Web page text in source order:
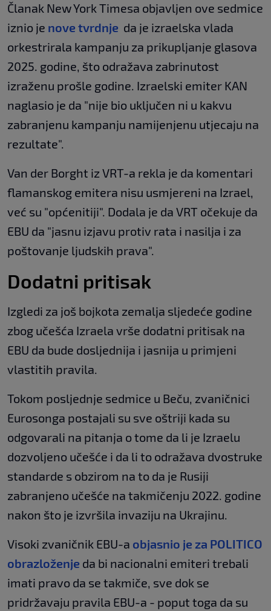
Članak New York Timesa objavljen ove sedmice
iznio je nove tvrdnje da je izraelska vlada
orkestrirala kampanju za prikupljanje glasova
2025. godine, što odražava zabrinutost
izraženu prošle godine. Izraelski emiter KAN
naglasio je da "nije bio uključen ni u kakvu
zabranjenu kampanju namijenjenu utjecaju na
rezultate".
Van der Borght iz VRT-a rekla je da komentari
flamanskog emitera nisu usmjereni na Izrael,
već su "općenitiji". Dodala je da VRT očekuje da
EBU da "jasnu izjavu protiv rata i nasilja i za
poštovanje ljudskih prava".
Dodatni pritisak
Izgledi za još bojkota zemalja sljedeće godine
zbog učešća Izraela vrše dodatni pritisak na
EBU da bude dosljednija i jasnija u primjeni
vlastitih pravila.
Tokom posljednje sedmice u Beču, zvaničnici
Eurosonga postajali su sve oštriji kada su
odgovarali na pitanja o tome da li je Izraelu
dozvoljeno učešće i da li to odražava dvostruke
standarde s obzirom na to da je Rusiji
zabranjeno učešće na takmičenju 2022. godine
nakon što je izvršila invaziju na Ukrajinu.
Visoki zvaničnik EBU-a objasnio je za POLITICO
obrazloženje da bi nacionalni emiteri trebali
imati pravo da se takmiče, sve dok se
pridržavaju pravila EBU-a - poput toga da su